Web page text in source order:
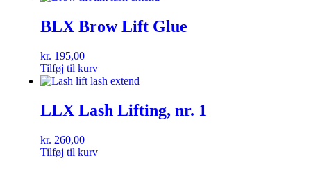
BLX Brow Lift Glue
kr. 195,00
Tilføj til kurv
LLX Lash Lifting, nr. 1
kr. 260,00
Tilføj til kurv